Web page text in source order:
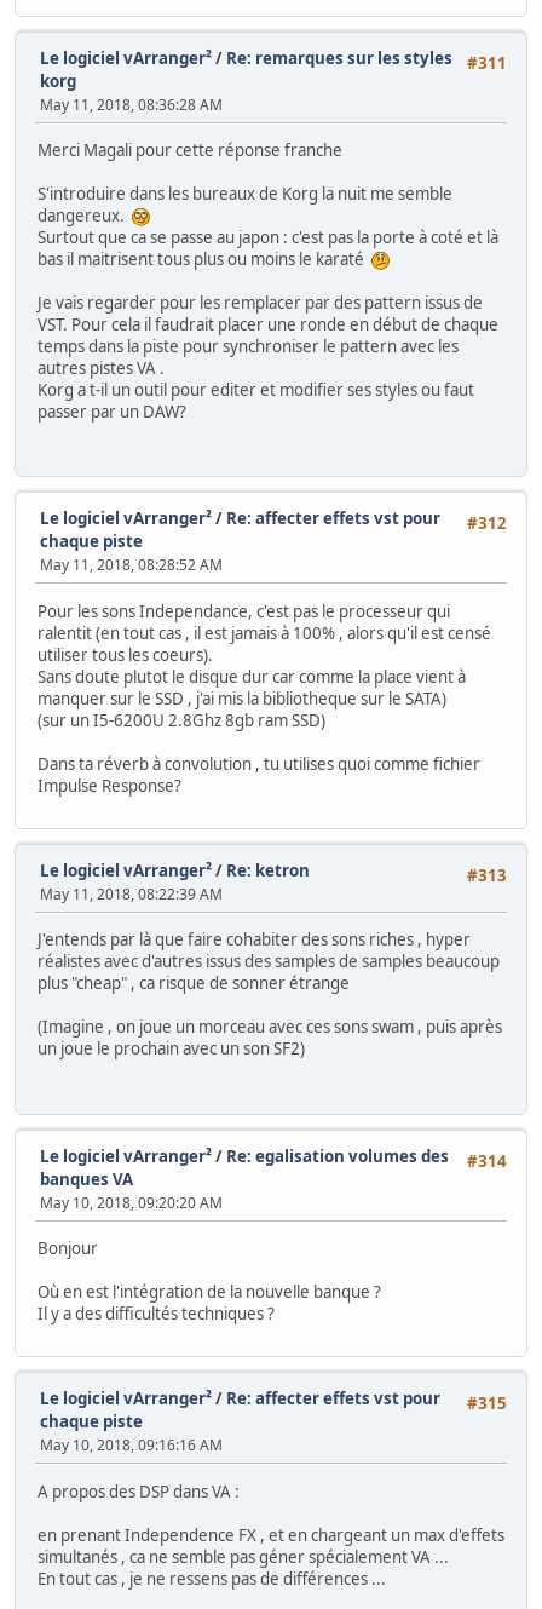
#311
Le logiciel vArranger²/ Re: remarques sur les styles
korg
May 11, 2018, 08:36:28 AM
Merci Magali pour cette réponse franche
S'introduire dans les bureaux de Korg la nuit me semble
dangereux.
Surtout que ca se passe au japon : c'est pas la porte à coté et là
bas il maitrisent tous plus ou moins le karaté
Je vais regarder pour les remplacer par des pattern issus de
VST. Pour cela il faudrait placer une ronde en début de chaque
temps dans la piste pour synchroniser le pattern avec les
autres pistes VA .
Korg a t-il un outil pour editer et modifier ses styles ou faut
passer par un DAW?
#312
Le logiciel vArranger²/ Re: affecter effets vst pour
chaque piste
May 11, 2018, 08:28:52 AM
Pour les sons Independance, c'est pas le processeur qui
ralentit (en tout cas , il est jamais à 100% , alors qu'il est censé
utiliser tous les coeurs).
Sans doute plutot le disque dur car comme la place vient à
manquer sur le SSD , j'ai mis la bibliotheque sur le SATA)
(sur un I5-6200U 2.8Ghz 8gb ram SSD)
Dans ta réverb à convolution , tu utilises quoi comme fichier
Impulse Response?
#313
Le logiciel vArranger²/ Re: ketron
May 11, 2018, 08:22:39 AM
J'entends par là que faire cohabiter des sons riches , hyper
réalistes avec d'autres issus des samples de samples beaucoup
plus "cheap" , ca risque de sonner étrange
(Imagine , on joue un morceau avec ces sons swam , puis après
un joue le prochain avec un son SF2)
#314
Le logiciel vArranger²/ Re: egalisation volumes des
banques VA
May 10, 2018, 09:20:20 AM
Bonjour
Où en est l'intégration de la nouvelle banque ?
Il y a des difficultés techniques ?
#315
Le logiciel vArranger²/ Re: affecter effets vst pour
chaque piste
May 10, 2018, 09:16:16 AM
A propos des DSP dans VA :
en prenant Independence FX , et en chargeant un max d'effets
simultanés , ca ne semble pas géner spécialement VA ...
En tout cas , je ne ressens pas de différences ...